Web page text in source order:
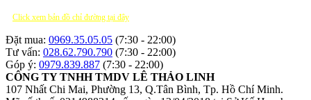
Click xem bản đồ chỉ đường tại đây
Đặt mua: 0969.35.05.05 (7:30 - 22:00)
Tư vấn: 028.62.790.790 (7:30 - 22:00)
Góp ý: 0979.839.887 (7:30 - 22:00)
CÔNG TY TNHH TMDV LÊ THẢO LINH
107 Nhất Chi Mai, Phường 13, Q.Tân Bình, Tp. Hồ Chí Minh.